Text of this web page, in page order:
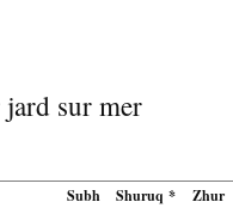
sur mer
Subh Shuruq * Zhur